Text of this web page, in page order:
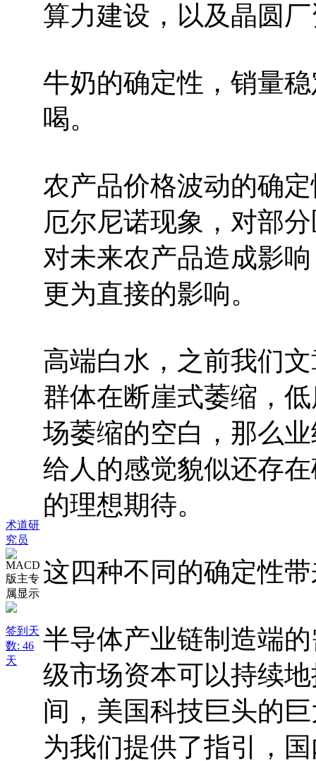
术道研
究员
签到天
数: 46
天
算力建设，以及晶圆
牛奶的确定性，销量
喝。
农产品价格波动的确
厄尔尼诺现象，对部
对未来农产品造成影
更为直接的影响。
高端白水，之前我们
群体在断崖式萎缩，
场萎缩的空白，那么
给人的感觉貌似还存
的理想期待。
这四种不同的确定性
半导体产业链制造端
级市场资本可以持续
间，美国科技巨头的
为我们提供了指引，